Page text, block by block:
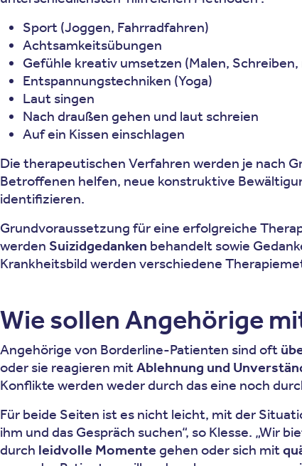
Sport (Joggen, Fahrradfahren)
Achtsamkeitsübungen
Gefühle kreativ umsetzen (Malen,
Entspannungstechniken (Yoga)
Laut singen
Nach draußen gehen und laut schreien
Auf ein Kissen einschlagen
Die therapeutischen Verfahren werden je nach
Betroffenen helfen, neue konstruktive
identifizieren.
Grundvoraussetzung für eine erfolgreiche
werden Suizidgedanken behandelt sowie
Krankheitsbild werden verschiedene
Wie sollen Angehörige
Angehörige von Borderline-Patienten sind oft
oder sie reagieren mitAblehnung und
Konflikte werden weder durch das eine noch
Für beide Seiten ist es nicht leicht, mit der
ihm und das Gespräch suchen“, so Klesse. „Wir
durch leidvolle Momente gehen oder sich mit